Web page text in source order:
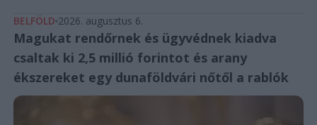
BELFÖLD 2026. augusztus 6.
Magukat rendőrnek és ügyvédnek kiadva
csaltak ki 2,5 millió forintot és arany
ékszereket egy dunaföldvári nőtől a rablók